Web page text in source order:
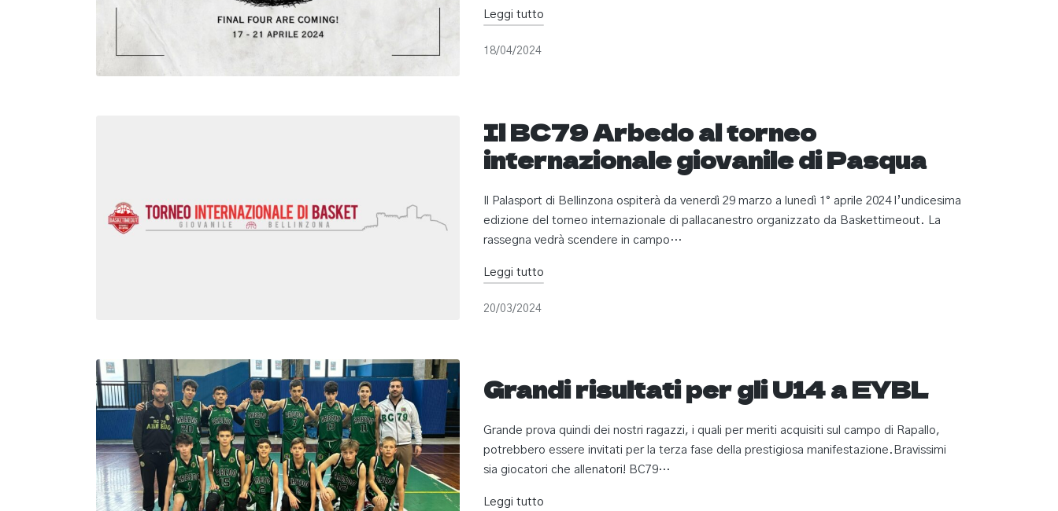
Leggi tutto
18/04/2024
Il BC79 Arbedo al torneo
internazionale giovanile di Pasqua
Il Palasport di Bellinzona ospiterà da venerdì 29 marzo a lunedì 1° aprile 2024 l’undicesima
edizione del torneo internazionale di pallacanestro organizzato da Baskettimeout. La
rassegna vedrà scendere in campo…
Leggi tutto
20/03/2024
Grandi risultati per gli U14 a EYBL
Grande prova quindi dei nostri ragazzi, i quali per meriti acquisiti sul campo di Rapallo,
potrebbero essere invitati per la terza fase della prestigiosa manifestazione.Bravissimi
sia giocatori che allenatori! BC79…
Leggi tutto